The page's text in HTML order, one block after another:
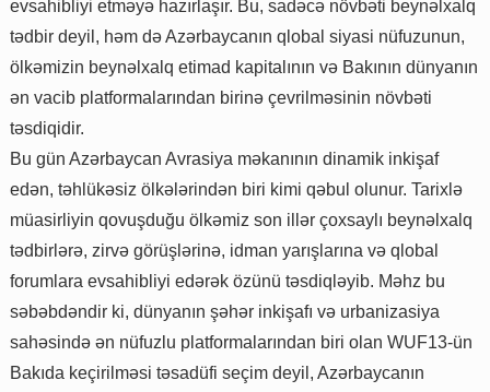
evsahibliyi etməyə hazırlaşır. Bu, sadəcə növbəti beynəlxalq
tədbir deyil, həm də Azərbaycanın qlobal siyasi nüfuzunun,
ölkəmizin beynəlxalq etimad kapitalının və Bakının dünyanın
ən vacib platformalarından birinə çevrilməsinin növbəti
təsdiqidir.
Bu gün Azərbaycan Avrasiya məkanının dinamik inkişaf
edən, təhlükəsiz ölkələrindən biri kimi qəbul olunur. Tarixlə
müasirliyin qovuşduğu ölkəmiz son illər çoxsaylı beynəlxalq
tədbirlərə, zirvə görüşlərinə, idman yarışlarına və qlobal
forumlara evsahibliyi edərək özünü təsdiqləyib. Məhz bu
səbəbdəndir ki, dünyanın şəhər inkişafı və urbanizasiya
sahəsində ən nüfuzlu platformalarından biri olan WUF13-ün
Bakıda keçirilməsi təsadüfi seçim deyil, Azərbaycanın